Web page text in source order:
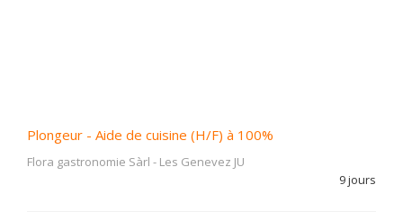
Plongeur - Aide de cuisine (H/F) à 100%
Flora gastronomie Sàrl - Les Genevez JU
9 jours